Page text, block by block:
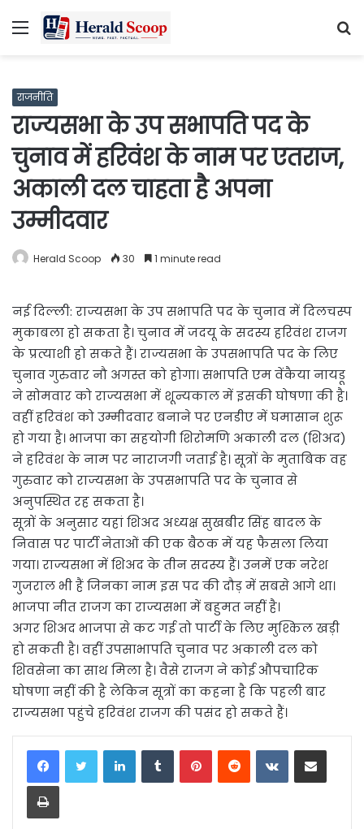
Menu
राजनीति
राज्यसभा के उप सभापति पद के
चुनाव में हरिवंश के नाम पर एतराज,
अकाली दल चाहता है अपना
उम्मीदवार
Herald Scoop 30 1 minute read
नई दिल्ली: राज्यसभा के उप सभापति पद के चुनाव में दिलचस्प
मुकाबला हो सकता है। चुनाव में जदयू के सदस्य हरिवंश राजग
के प्रत्याशी हो सकते हैं। राज्यसभा के उपसभापति पद के लिए
चुनाव गुरुवार नौ अगस्त को होगा। सभापति एम वेंकैया नायडू
ने सोमवार को राज्यसभा में शून्यकाल में इसकी घोषणा की है।
वहीं हरिवंश को उम्मीदवार बनाने पर एनडीए में घमासान शुरू
हो गया है। भाजपा का सहयोगी शिरोमणि अकाली दल (शिअद)
ने हरिवंश के नाम पर नाराजगी जताई है। सूत्रों के मुताबिक वह
गुरुवार को राज्यसभा के उपसभापति पद के चुनाव से
अनुपस्थित रह सकता है।
सूत्रों के अनुसार यहां शिअद अध्यक्ष सुखबीर सिंह बादल के
निवास पर पार्टी नेताओं की एक बैठक में यह फैसला लिया
गया। राज्यसभा में शिअद के तीन सदस्य हैं। उनमें एक नरेश
गुजराल भी हैं जिनका नाम इस पद की दौड़ में सबसे आगे था।
भाजपा नीत राजग का राज्यसभा में बहुमत नहीं है।
अगर शिअद भाजपा से कट गई तो पार्टी के लिए मुश्किल खड़ी
हो सकती है। वहीं उपसाभापति चुनाव पर अकाली दल को
शिवसेना का साथ मिला है। वैसे राजग ने कोई औपचारिक
घोषणा नहीं की है लेकिन सूत्रों का कहना है कि पहली बार
राज्यसभा पहुंचे हरिवंश राजग की पसंद हो सकते हैं।
LinkedInTumblrPinterestReddit VKontakteShare via Email
Print